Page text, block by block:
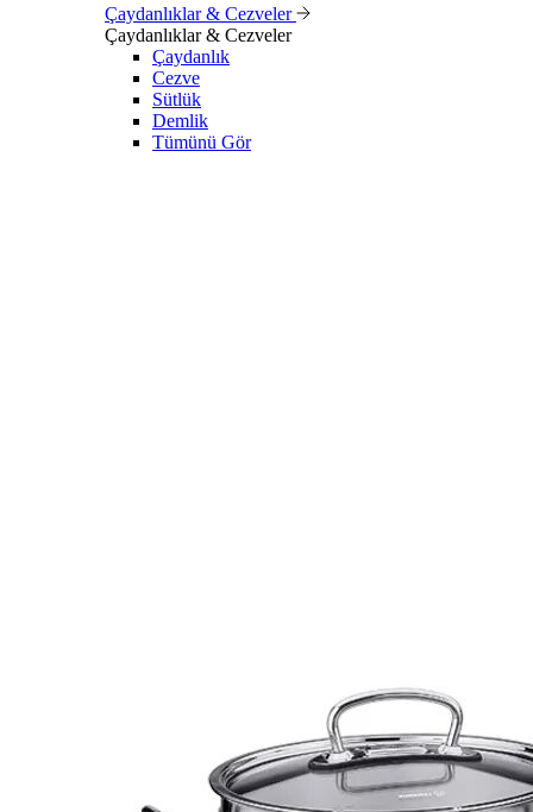
Çaydanlıklar & Cezveler
Çaydanlıklar & Cezveler
Çaydanlık
Cezve
Sütlük
Demlik
Tümünü Gör